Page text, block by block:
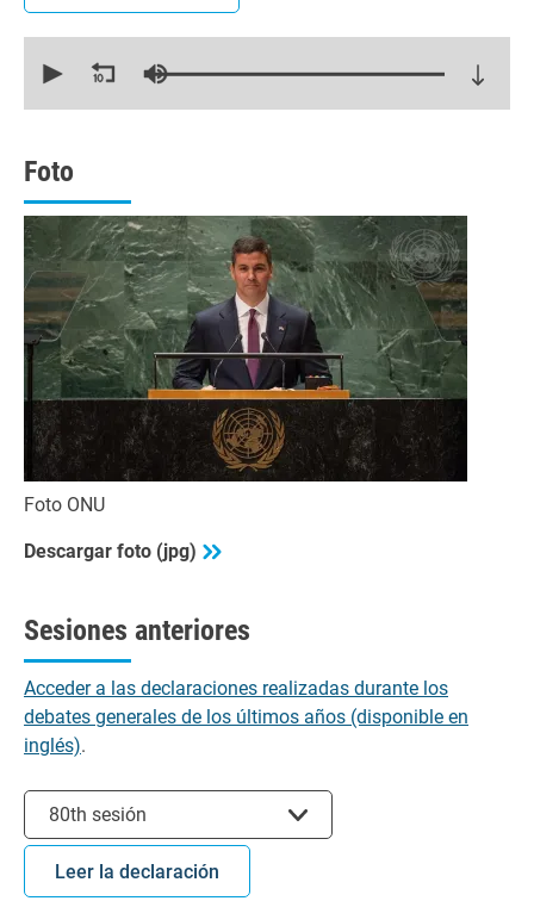
seconds
seconds
Foto
Foto ONU
Descargar foto (jpg)
Sesiones anteriores
Acceder a las declaraciones realizadas durante los
debates generales de los últimos años (disponible en
inglés).
80th sesión
Leer la declaración